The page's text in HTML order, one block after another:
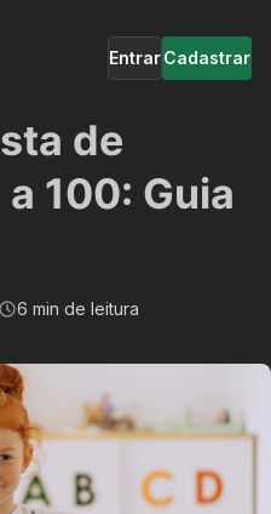
EntrarCadastrar
de
100: Guia
6 min de leitura